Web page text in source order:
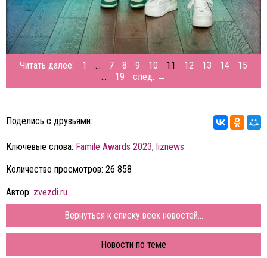
Читать далее: 1 ... 7 8 9 10 11 12 13 14
15
...
19 след. →
Поделись с друзьями:
Ключевые слова: Famile Awards 2023, liznews
Количество просмотров: 26 858
Автор: zvezdi.ru
Вернуться к списку всех новостей...
Новости по теме